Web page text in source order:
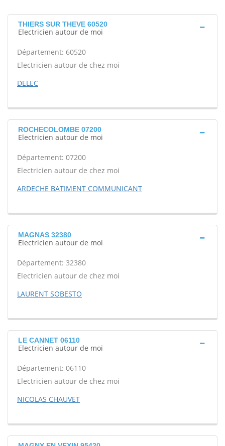
THIERS SUR THEVE 60520
Electricien autour de moi
Département: 60520
Electricien autour de chez moi
DELEC
ROCHECOLOMBE 07200
Electricien autour de moi
Département: 07200
Electricien autour de chez moi
ARDECHE BATIMENT COMMUNICANT
MAGNAS 32380
Electricien autour de moi
Département: 32380
Electricien autour de chez moi
LAURENT SOBESTO
LE CANNET 06110
Electricien autour de moi
Département: 06110
Electricien autour de chez moi
NICOLAS CHAUVET